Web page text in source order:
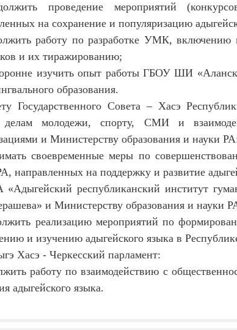
проведение мероприятий
на сохранение и популяризацию
работу по разработке УМК, включению
и их тиражированию;
изучить опыт работы ГБОУ ШИ
образования.
Государственного Совета – Хасэ
делам молодежи, спорту, СМИ и
и Министерству образования и науки
своевременные меры по
направленных на поддержку и развитие
республиканский институт
и Министерству образования и науки
реализацию мероприятий по
и изучению адыгейского языка в
Хасэ - Черкесский парламент:
работу по взаимодействию с
адыгейского языка.